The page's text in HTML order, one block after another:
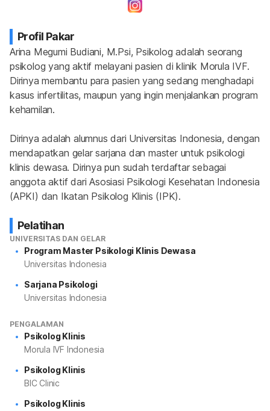
Profil Pakar
Arina Megumi Budiani, M.Psi, Psikolog adalah seorang
psikolog yang aktif melayani pasien di klinik Morula IVF.
Dirinya membantu para pasien yang sedang menghadapi
kasus infertilitas, maupun yang ingin menjalankan program
kehamilan.
Dirinya adalah alumnus dari Universitas Indonesia, dengan
mendapatkan gelar sarjana dan master untuk psikologi
klinis dewasa. Dirinya pun sudah terdaftar sebagai
anggota aktif dari Asosiasi Psikologi Kesehatan Indonesia
(APKI) dan Ikatan Psikolog Klinis (IPK).
Pelatihan
UNIVERSITAS DAN GELAR
Program Master Psikologi Klinis Dewasa
Universitas Indonesia
Sarjana Psikologi
Universitas Indonesia
PENGALAMAN
Psikolog Klinis
Morula IVF Indonesia
Psikolog Klinis
BIC Clinic
Psikolog Klinis